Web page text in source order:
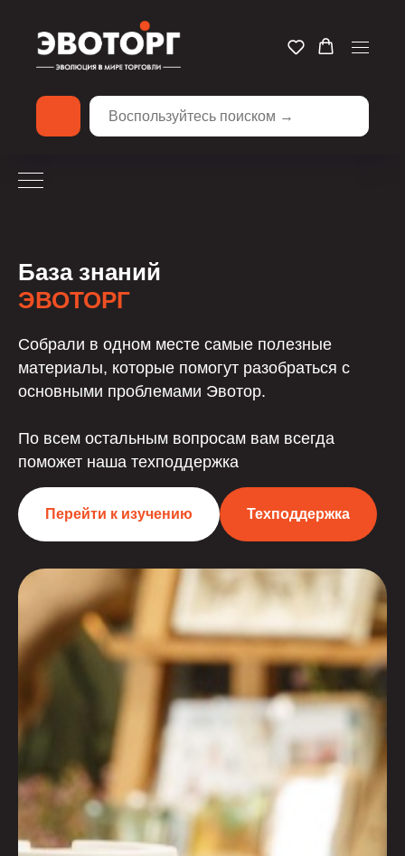
База знаний
ЭВОТОРГ
Собрали в одном месте самые полезные
материалы, которые помогут разобраться с
основными проблемами Эвотор.
По всем остальным вопросам вам всегда
поможет наша техподдержка
Перейти к изучению Техподдержка